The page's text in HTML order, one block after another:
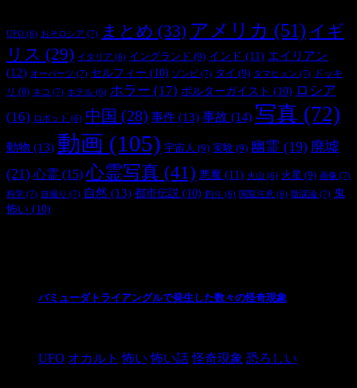
UFO (6) おそロシア (7) まとめ (33) アメリカ (51) イギ
リス (29) イタリア (6) イングランド (9) インド (11) エイリアン
(12) オーパーツ (7) セルフィー (10) ゾンビ (7) タイ (9) タマヒュン (7)
ドッキ
リ (8) ネコ (7) ホテル (6) ホラー (17) ポルターガイスト (10) ロシア
(16)
ロボット (6) 中国 (28) 事件 (13) 事故 (14) 写真 (72)
動物 (13) 動画 (105) 宇宙人 (9) 実験 (9) 幽霊 (19) 廃墟
(21) 心霊 (15) 心霊写真 (41) 悪魔 (11) 火山 (6) 火星 (9) 画像 (7)
科学 (7) 自撮り (7) 自然 (13) 都市伝説 (10) 釣り (6) 閲覧注意 (6) 陰謀論 (7) 鬼
怖い (10)
バミューダトライアングルで発生した数々の怪奇現象
UFO オカルト 怖い 怖い話 怪奇現象 恐ろしい